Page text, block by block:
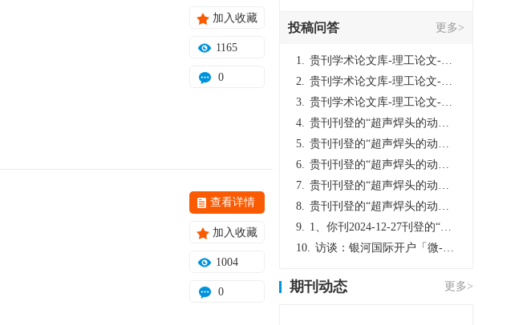
加入收藏
1165
0
查看详情
加入收藏
1004
0
投稿问答 更多>
1. 贵刊学术论文库-理工论文-第16页刊登的“超声焊头的动力学分析与优化设计”，作者lizhiwei，时间2024-12-27，该论文由我本人在机电工程技术2024年第10期公开发表，lizhiwei并非本人，请将文章删除，消除影响，谢谢！
2. 贵刊学术论文库-理工论文-第16页刊登的“超声焊头的动力学分析与优化设计”，作者lizhiwei，时间2024-12-27，该论文由我本人在机电工程技术2024年第10期公开发表，lizhiwei并非本人，请将文章删除，消除影响，谢谢！
3. 贵刊学术论文库-理工论文-第16页刊登的“超声焊头的动力学分析与优化设计”，作者lizhiwei，时间2024-12-27，该论文由我本人在机电工程技术2024年第10期公开发表，lizhiwei并非本人，请将文章删除，消除影响，谢谢！
4. 贵刊刊登的“超声焊头的动力学分析与优化设计”，作者lizhiwei，时间2024-12-27，该论文由我本人在机电工程技术2024年第10期公开发表，lizhiwei并非本人，请将文章删除，消除影响，谢谢！
5. 贵刊刊登的“超声焊头的动力学分析与优化设计”，作者lizhiwei，时间2024-12-27，该论文由我本人在机电工程技术2024年第10期公开发表，lizhiwei并非本人，请将文章删除，消除影响，谢谢！
6. 贵刊刊登的“超声焊头的动力学分析与优化设计”，作者lizhiwei，时间2024-12-27，该论文由我本人在机电工程技术2024年第10期公开发表，lizhiwei并非本人，请将文章删除，消除影响，谢谢！
7. 贵刊刊登的“超声焊头的动力学分析与优化设计”，作者lizhiwei，时间2024-12-27，该论文由我本人在机电工程技术2024年第10期公开发表，lizhiwei并非本人，请将文章删除，消除影响，谢谢！
8. 贵刊刊登的“超声焊头的动力学分析与优化设计”，作者lizhiwei，时间2024-12-27，该论文由我本人在机电工程技术2024年第10期公开发表，lizhiwei并非本人，请将文章删除，消除影响，谢谢！
9. 1、你刊2024-12-27刊登的“超声焊头的动力学分析与优化设计论文”，是由我本人在“机电工程技术”，在2024年第10期公开发表的，而本刊转载“lizhiwei”非本人操作，请尽快将其删除，消除不良影响。
10. 访谈：银河国际开户「微-97905670-信」上分客服开户电话在线注册现场经理。机械文明荒野生存游戏《荒野起源》超新星测试将于12月18日上午10点正式开启!本次测试资格已陆续发放!各位拓荒者们准备好了么。
期刊动态 更多>